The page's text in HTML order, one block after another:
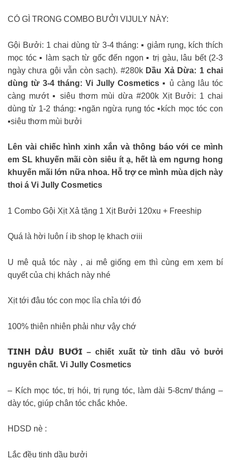
CÓ GÌ TRONG COMBO BƯỞI VIJULY NÀY:
Gội Bưởi: 1 chai dùng từ 3-4 tháng:▪︎ giảm rụng, kích thích
mọc tóc ▪︎ làm sạch từ gốc đến ngọn ▪︎ trị gàu, lâu bết (2-3
ngày chưa gội vẫn còn sạch). #280k Dầu Xả Dừa: 1 chai
dùng từ 3-4 tháng: Vi Jully Cosmetics ▪︎ ủ càng lâu tóc
càng mướt ▪︎ siêu thơm mùi dừa #200k Xịt Bưởi: 1 chai
dùng từ 1-2 tháng: ▪︎ngăn ngừa rụng tóc▪︎ kích mọc tóc con
▪︎siêu thơm mùi bưởi
Lên vài chiếc hình xinh xắn và thông báo với ce mình
em SL khuyến mãi còn siêu ít ạ, hết là em ngưng hong
khuyến mãi lớn nữa nhoa. Hỗ trợ ce mình mùa dịch này
thoi á Vi Jully Cosmetics
1 Combo Gội Xịt Xả tặng 1 Xịt Bưởi 120xu + Freeship
Quá là hời luôn í ib shop lẹ khach ơiii
U mê quả tóc này , ai mê giống em thì cùng em xem bí
quyết của chị khách này nhé
Xịt tới đâu tóc con mọc lỉa chỉa tới đó
100% thiên nhiên phải như vậy chớ
𝗧𝗜𝗡𝗛 𝗗𝗔̂̀𝗨 𝗕𝗨̛𝗢̛̉𝗜 – chiết xuất từ tinh dầu vỏ bưởi
nguyên chất. Vi Jully Cosmetics
– Kích mọc tóc, trị hói, trị rụng tóc, làm dài 5-8cm/ tháng –
dày tóc, giúp chân tóc chắc khỏe.
HDSD nè :
Lắc đều tinh dầu bưởi